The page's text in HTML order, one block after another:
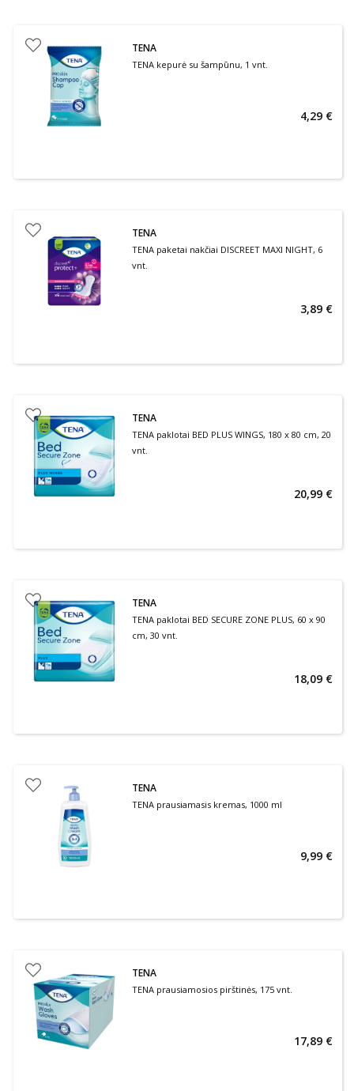
TENA
TENA kepurė su šampūnu, 1 vnt.
4,29 €
TENA
TENA paketai nakčiai DISCREET MAXI NIGHT, 6
vnt.
3,89 €
TENA
TENA paklotai BED PLUS WINGS, 180 x 80 cm, 20
vnt.
20,99 €
TENA
TENA paklotai BED SECURE ZONE PLUS, 60 x 90
cm, 30 vnt.
18,09 €
TENA
TENA prausiamasis kremas, 1000 ml
9,99 €
TENA
TENA prausiamosios pirštinės, 175 vnt.
17,89 €